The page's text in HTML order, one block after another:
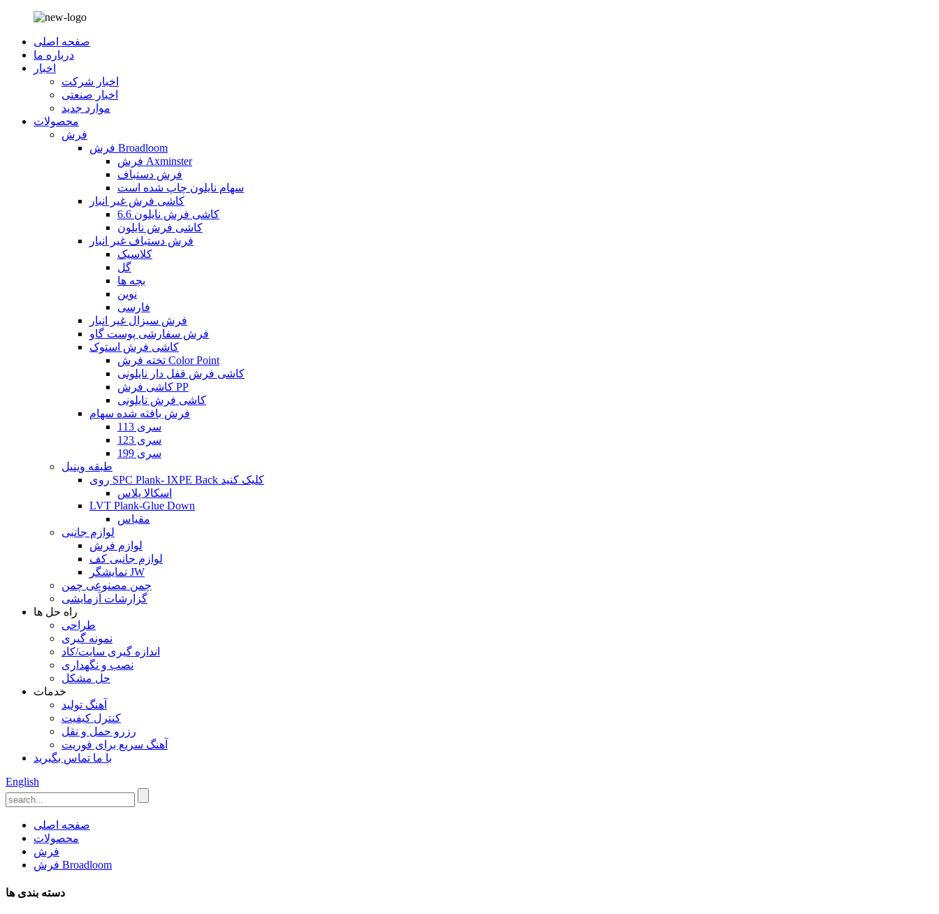
صفحه اصلی
درباره ما
اخبار
اخبار شرکت
اخبار صنعتی
موارد جدید
محصولات
فرش
فرش Broadloom
فرش Axminster
فرش دستباف
سهام نایلون چاپ شده است
کاشی فرش غیر انبار
کاشی فرش نایلون 6.6
کاشی فرش نایلون
فرش دستباف غیر انبار
کلاسیک
گل
بچه ها
نوین
فارسی
فرش سیزال غیر انبار
فرش سفارشی پوست گاو
کاشی فرش استوک
تخته فرش Color Point
کاشی فرش قفل دار نایلونی
کاشی فرش PP
کاشی فرش نایلونی
فرش بافته شده سهام
سری 113
سری 123
سری 199
طبقه وینیل
روی SPC Plank- IXPE Back کلیک کنید
اسکالا پلاس
LVT Plank-Glue Down
مقیاس
لوازم جانبی
لوازم فرش
لوازم جانبی کف
نمایشگر JW
چمن مصنوعی چمن
گزارشات آزمایشی
راه حل ها
طراحی
نمونه گیری
اندازه گیری سایت/کاد
نصب و نگهداری
حل مشکل
خدمات
آهنگ تولید
کنترل کیفیت
رزرو حمل و نقل
آهنگ سریع برای فوریت
با ما تماس بگیرید
English
صفحه اصلی
محصولات
فرش
فرش Broadloom
دسته بندی ها